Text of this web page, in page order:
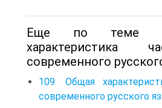
Еще по теме
характеристика
современного
109. Общая
современного русского